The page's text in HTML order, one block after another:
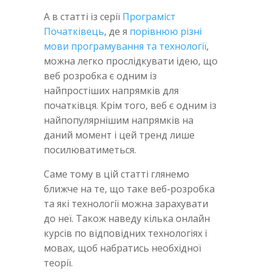
А в статті із серії Програміст
Початківець, де я порівнюю різні
мови програмування та технології,
можна легко прослідкувати ідею, що
веб розробка є одним із
найпростіших напрямків для
початківця. Крім того, веб є одним із
найпопулярнішим напрямків на
даний момент і цей тренд лише
посилюватиметься.
Саме тому в цій статті глянемо
ближче на те, що таке веб-розробка
та які технології можна зарахувати
до неї. Також наведу кілька онлайн
курсів по відповідних технологіях і
мовах, щоб набратись необхідної
теорії.